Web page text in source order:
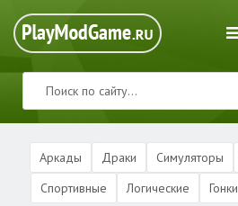
Аркады Драки Симуляторы
Спортивные
Логические Гонки